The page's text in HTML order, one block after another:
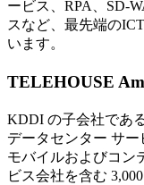
ービス、RPA、SD-
スなど、最先端の
います。
TELEHOUSE
KDDI の子会社であ
データセンター サー
モバイルおよびコン
ビス会社を含む